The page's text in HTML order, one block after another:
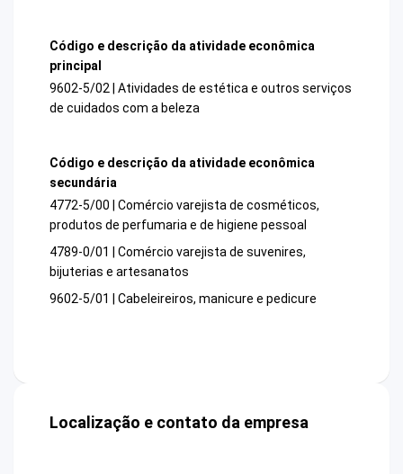
Código e descrição da atividade econômica
principal
9602-5/02 | Atividades de estética e outros serviços
de cuidados com a beleza
Código e descrição da atividade econômica
secundária
4772-5/00 | Comércio varejista de cosméticos,
produtos de perfumaria e de higiene pessoal
4789-0/01 | Comércio varejista de suvenires,
bijuterias e artesanatos
9602-5/01 | Cabeleireiros, manicure e pedicure
Localização e contato da empresa